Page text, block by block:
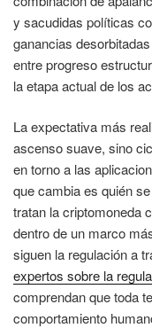
y sacudidas políticas
ganancias
entre progreso
la etapa actual de los
La expectativa más
ascenso suave, sino
en torno a las
que cambia es quién
tratan la criptomoneda
dentro de un marco
siguen la regulación a
expertos sobre la
comprendan que toda
comportamiento